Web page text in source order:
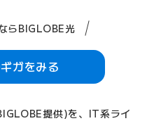
らBIGLOBE光
ガをみる
提供)を、IT系ライ